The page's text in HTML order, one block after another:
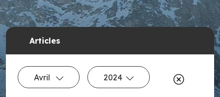
Articles
Avril 2024